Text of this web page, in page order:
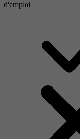
d'emploi